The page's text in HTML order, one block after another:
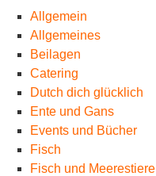
Allgemein
Allgemeines
Beilagen
Catering
Dutch dich glücklich
Ente und Gans
Events und Bücher
Fisch
Fisch und Meerestiere